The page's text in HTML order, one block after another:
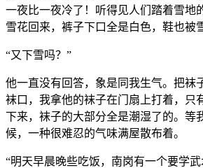
一夜比一夜冷了！听得见人们踏着雪地
雪花回来，裤子下口全是白色，鞋也被
“又下雪吗？”
他一直没有回答，象是同我生气。把袜
袜口，我拿他的袜子在门扇上打着，只
下来，袜子的大部分全是潮湿了的。等
候，一种很难忍的气味满屋散布着。
“明天早晨晚些吃饭，南岗有一个要学